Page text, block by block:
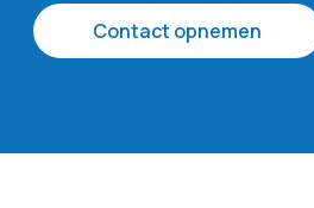
Contact opnemen